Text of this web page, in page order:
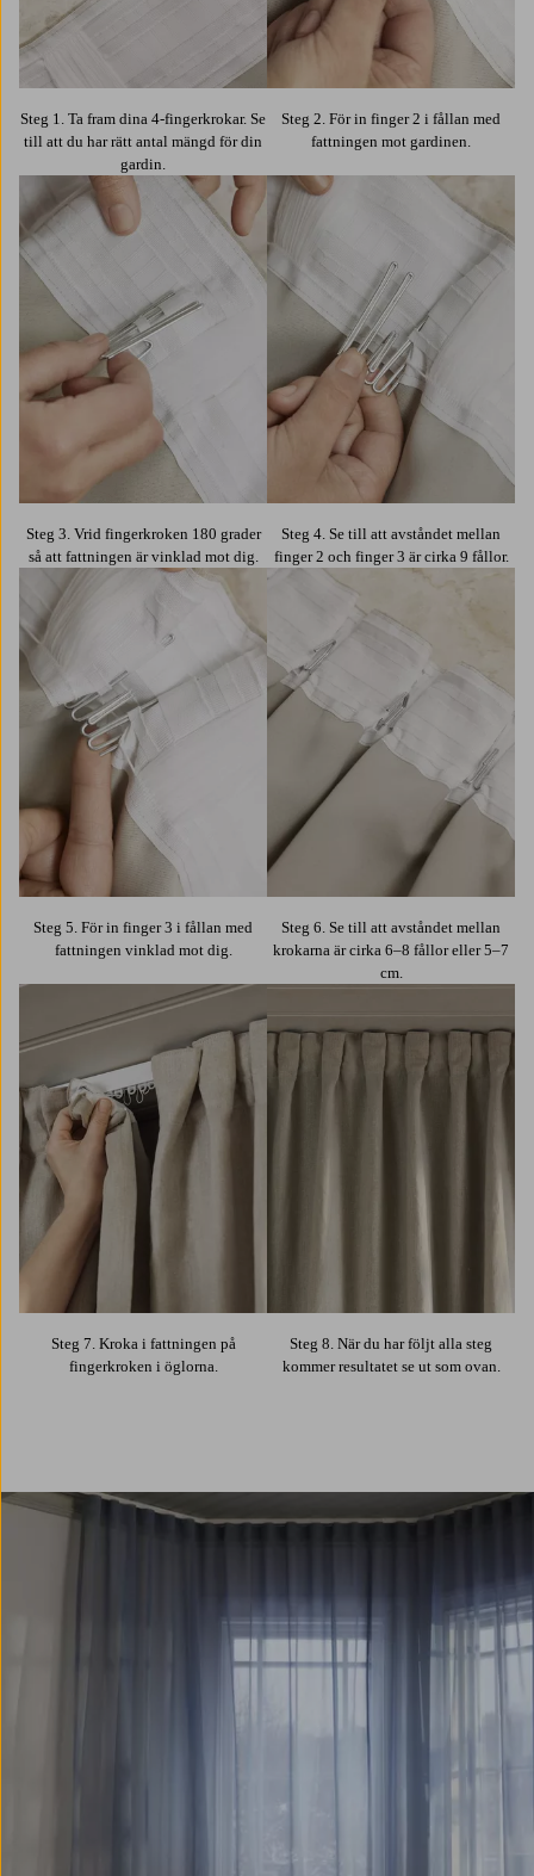
Steg 1. Ta fram dina 4-fingerkrokar. Se
till att du har rätt antal mängd för din
gardin.
Steg 2. För in finger 2 i fållan med
fattningen mot gardinen.
Steg 3. Vrid fingerkroken 180 grader
så att fattningen är vinklad mot dig.
Steg 4. Se till att avståndet mellan
finger 2 och finger 3 är cirka 9 fållor.
Steg 5. För in finger 3 i fållan med
fattningen vinklad mot dig.
Steg 6. Se till att avståndet mellan
krokarna är cirka 6–8 fållor eller 5–7
cm.
Steg 7. Kroka i fattningen på
fingerkroken i öglorna.
Steg 8. När du har följt alla steg
kommer resultatet se ut som ovan.